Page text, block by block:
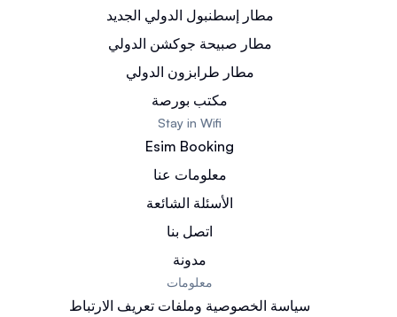
مطار إسطنبول الدولي الجديد
مطار صبيحة جوكشن الدولي
مطار طرابزون الدولي
مكتب بورصة
Stay in Wifi
Esim Booking
معلومات عنا
الأسئلة الشائعة
اتصل بنا
مدونة
معلومات
سياسة الخصوصية وملفات تعريف الارتباط